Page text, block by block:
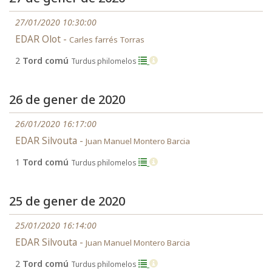
27/01/2020 10:30:00
EDAR Olot - Carles farrés Torras
2 Tord comú Turdus philomelos
26 de gener de 2020
26/01/2020 16:17:00
EDAR Silvouta - Juan Manuel Montero Barcia
1 Tord comú Turdus philomelos
25 de gener de 2020
25/01/2020 16:14:00
EDAR Silvouta - Juan Manuel Montero Barcia
2 Tord comú Turdus philomelos